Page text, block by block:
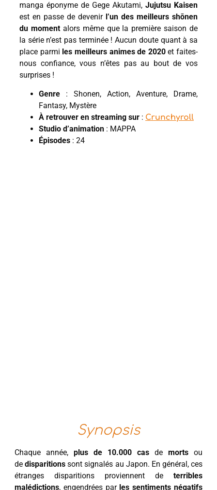
manga éponyme de Gege Akutami, Jujutsu Kaisen
est en passe de devenir l’un des meilleurs shōnen
du momentalors même que la première saison de
la série n’est pas terminée ! Aucun doute quant à sa
place parmi les meilleurs animes de 2020et faites-
nous confiance, vous n’êtes pas au bout de vos
surprises !
Genre : Shonen, Action, Aventure, Drame,
Fantasy, Mystère
À retrouver en streaming sur : Crunchyroll
Studio d’animation : MAPPA
Épisodes : 24
Synopsis
Chaque année, plus de 10.000 cas de morts ou
dedisparitions sont signalés au Japon. En général, ces
étranges disparitions proviennent de terribles
malédictions, engendrées par les sentiments négatifs